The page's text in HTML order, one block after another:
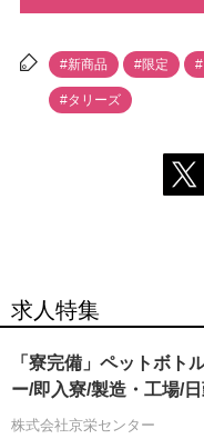
#新商品 #限定
#タリーズ
求人特集
「寮完備」ペットボト
ー/即入寮/製造・工場/
株式会社京栄センター